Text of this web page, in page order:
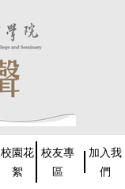
校園花
絮
校友專
區
加入我
們